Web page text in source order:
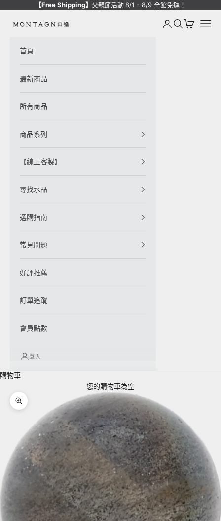
【Free Shipping】 父親節活動8/1 - 8/9 全館免運！
Montagne de Pierre 選單
登入搜尋購物車
首頁
最新商品
所有商品
商品系列
【線上客製】
尋找水晶
選購指南
常見問題
好評推薦
訂單追蹤
會員點數
登入
購物車
您的購物車為空
縮放